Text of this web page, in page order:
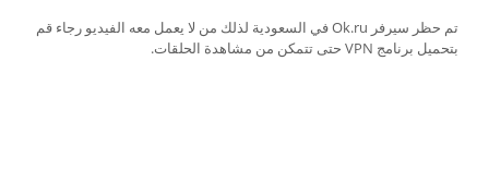
تم حظر سيرفر Ok.ru في السعودية لذلك من لا يعمل معه الفيديو رجاء قم
بتحميل برنامج VPN حتى تتمكن من مشاهدة الحلقات.